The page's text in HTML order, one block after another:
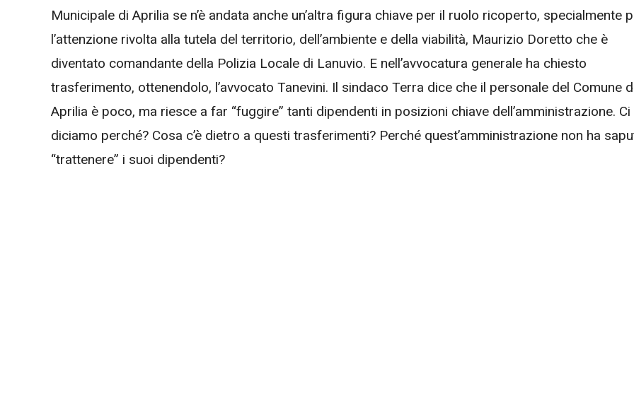
Municipale di Aprilia se n’è andata anche un’altra figura chiave per il ruolo ricoperto, specialmente
l’attenzione rivolta alla tutela del territorio, dell’ambiente e della viabilità, Maurizio Doretto che è
diventato comandante della Polizia Locale di Lanuvio. E nell’avvocatura generale ha chiesto
trasferimento, ottenendolo, l’avvocato Tanevini. Il sindaco Terra dice che il personale del Comune
Aprilia è poco, ma riesce a far “fuggire” tanti dipendenti in posizioni chiave dell’amministrazione. Ci
diciamo perché? Cosa c’è dietro a questi trasferimenti? Perché quest’amministrazione non ha
“trattenere” i suoi dipendenti?